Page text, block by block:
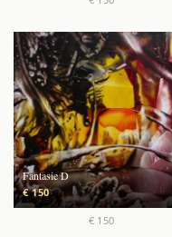
Fantasie D
€ 150
€ 150